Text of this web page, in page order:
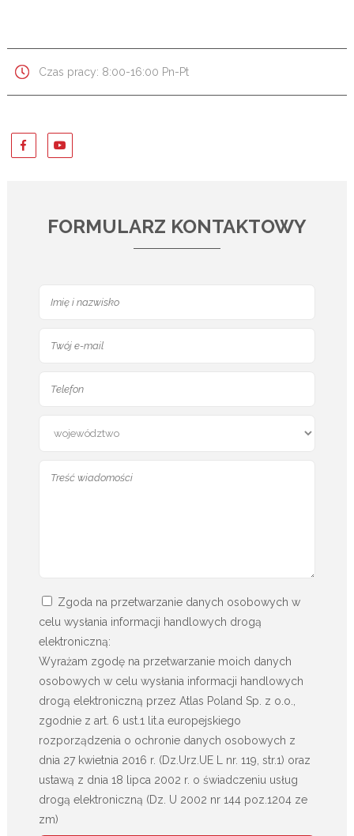
Czas pracy: 8:00-16:00 Pn-Pt
FORMULARZ KONTAKTOWY
Zgoda na przetwarzanie danych osobowych w
celu wysłania informacji handlowych drogą
elektroniczną:
Wyrażam zgodę na przetwarzanie moich danych
osobowych w celu wysłania informacji handlowych
drogą elektroniczną przez Atlas Poland Sp. z o.o.,
zgodnie z art. 6 ust.1 lit.a europejskiego
rozporządzenia o ochronie danych osobowych z
dnia 27 kwietnia 2016 r. (Dz.Urz.UE L nr. 119, str.1) oraz
ustawą z dnia 18 lipca 2002 r. o świadczeniu usług
drogą elektroniczną (Dz. U 2002 nr 144 poz.1204 ze
zm)